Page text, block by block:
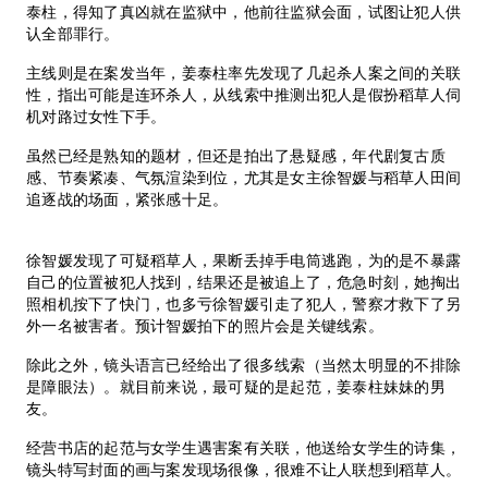
泰柱，得知了真凶就在监狱中，他前往监狱会面，试图让犯人供
认全部罪行。
主线则是在案发当年，姜泰柱率先发现了几起杀人案之间的关联
性，指出可能是连环杀人，从线索中推测出犯人是假扮稻草人伺
机对路过女性下手。
虽然已经是熟知的题材，但还是拍出了悬疑感，年代剧复古质
感、节奏紧凑、气氛渲染到位，尤其是女主徐智媛与稻草人田间
追逐战的场面，紧张感十足。
徐智媛发现了可疑稻草人，果断丢掉手电筒逃跑，为的是不暴露
自己的位置被犯人找到，结果还是被追上了，危急时刻，她掏出
照相机按下了快门，也多亏徐智媛引走了犯人，警察才救下了另
外一名被害者。预计智媛拍下的照片会是关键线索。
除此之外，镜头语言已经给出了很多线索（当然太明显的不排除
是障眼法）。就目前来说，最可疑的是起范，姜泰柱妹妹的男
友。
经营书店的起范与女学生遇害案有关联，他送给女学生的诗集，
镜头特写封面的画与案发现场很像，很难不让人联想到稻草人。